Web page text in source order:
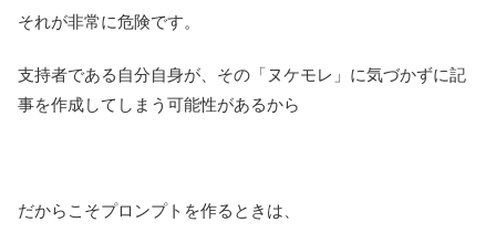
それが非常に危険です。
支持者である自分自身が、その「ヌケモレ」に気づかずに記
事を作成してしまう可能性があるから
だからこそプロンプトを作るときは、